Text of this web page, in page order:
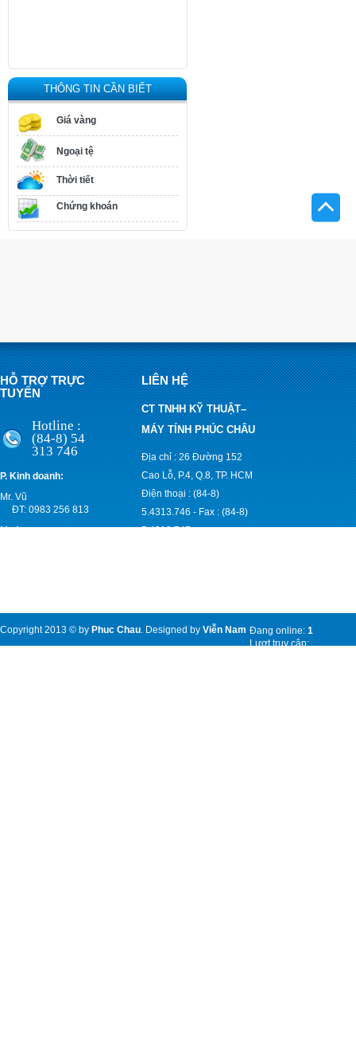
THÔNG TIN CẦN BIẾT
Giá vàng
Ngoại tệ
Thời tiết
Chứng khoán
HỖ TRỢ TRỰC
TUYẾN
Hotline :
(84-8) 54
313 746
P. Kinh doanh:
Mr. Vũ
ĐT: 0983 256 813
Mr. An
LIÊN HỆ
CT TNHH KỸ THUẬT–
MÁY TÍNH PHÚC CHÂU
Địa chỉ : 26 Đường 152
Cao Lỗ, P.4, Q.8, TP. HCM
Điện thoại : (84-8)
5.4313.746- Fax : (84-8)
5.4313.747
Copyright 2013 © by Phuc Chau. Designed by Viễn Nam Đang online: 1
Lượt truy cập: